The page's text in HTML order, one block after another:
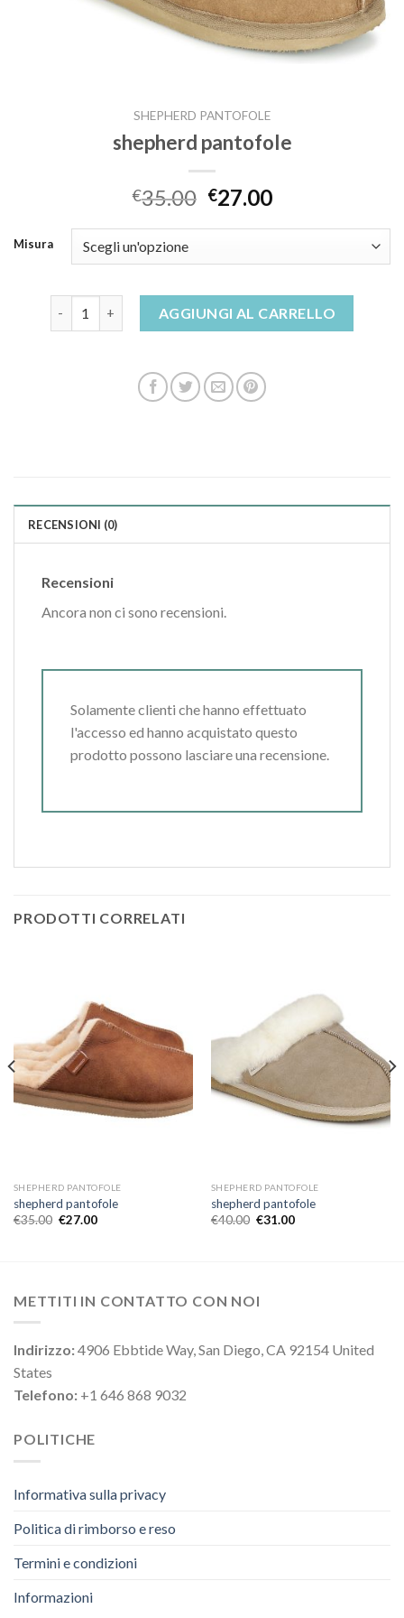
SHEPHERD PANTOFOLE
shepherd pantofole
€35.00 €27.00
Misura
AGGIUNGI AL CARRELLO
RECENSIONI (0)
Recensioni
Ancora non ci sono recensioni.
Solamente clienti che hanno effettuato
l'accesso ed hanno acquistato questo
prodotto possono lasciare una recensione.
PRODOTTI CORRELATI
SHEPHERD PANTOFOLE
shepherd pantofole
€35.00 €27.00
SHEPHERD PANTOFOLE
shepherd pantofole
€40.00 €31.00
METTITI IN CONTATTO CON NOI
Indirizzo:4906 Ebbtide Way, San Diego, CA 92154 United
States
Telefono: +1 646 868 9032
POLITICHE
Informativa sulla privacy
Politica di rimborso e reso
Termini e condizioni
Informazioni